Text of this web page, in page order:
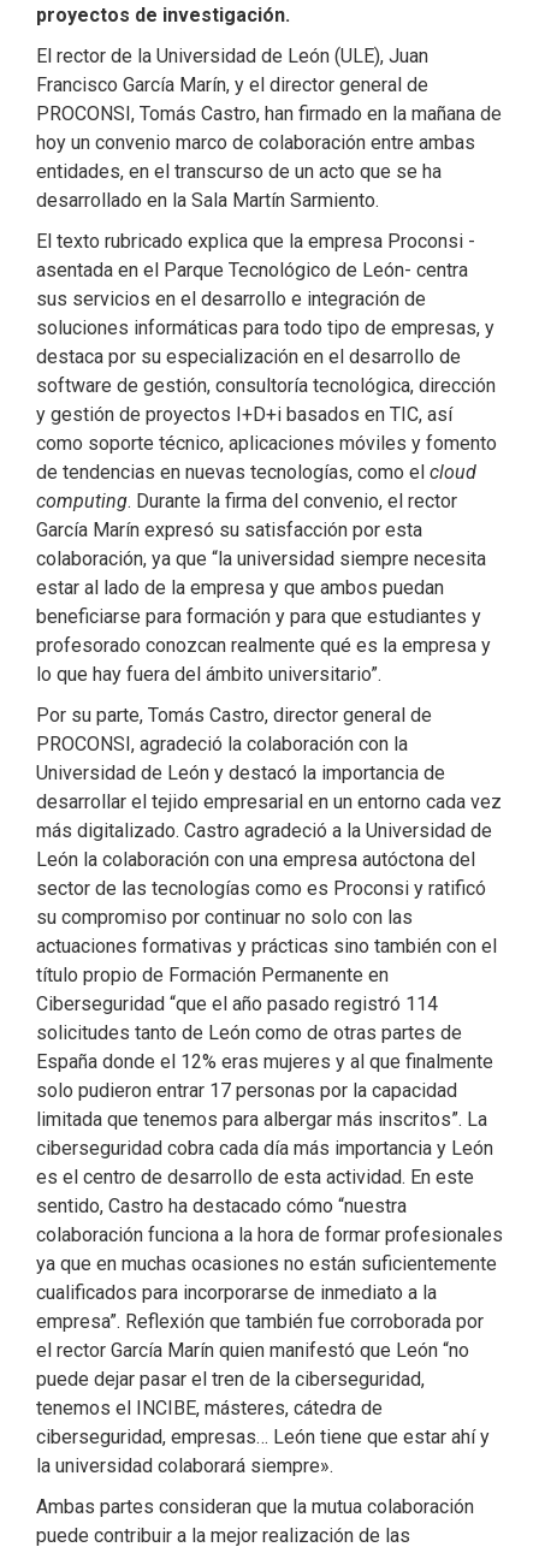
proyectos de investigación.
El rector de la Universidad de León (ULE), Juan
Francisco García Marín, y el director general de
PROCONSI, Tomás Castro, han firmado en la mañana de
hoy un convenio marco de colaboración entre ambas
entidades, en el transcurso de un acto que se ha
desarrollado en la Sala Martín Sarmiento.
El texto rubricado explica que la empresa Proconsi -
asentada en el Parque Tecnológico de León- centra
sus servicios en el desarrollo e integración de
soluciones informáticas para todo tipo de empresas, y
destaca por su especialización en el desarrollo de
software de gestión, consultoría tecnológica, dirección
y gestión de proyectos I+D+i basados en TIC, así
como soporte técnico, aplicaciones móviles y fomento
de tendencias en nuevas tecnologías, como el cloud
computing. Durante la firma del convenio, el rector
García Marín expresó su satisfacción por esta
colaboración, ya que “la universidad siempre necesita
estar al lado de la empresa y que ambos puedan
beneficiarse para formación y para que estudiantes y
profesorado conozcan realmente qué es la empresa y
lo que hay fuera del ámbito universitario”.
Por su parte, Tomás Castro, director general de
PROCONSI, agradeció la colaboración con la
Universidad de León y destacó la importancia de
desarrollar el tejido empresarial en un entorno cada vez
más digitalizado. Castro agradeció a la Universidad de
León la colaboración con una empresa autóctona del
sector de las tecnologías como es Proconsi y ratificó
su compromiso por continuar no solo con las
actuaciones formativas y prácticas sino también con el
título propio de Formación Permanente en
Ciberseguridad “que el año pasado registró 114
solicitudes tanto de León como de otras partes de
España donde el 12% eras mujeres y al que finalmente
solo pudieron entrar 17 personas por la capacidad
limitada que tenemos para albergar más inscritos”. La
ciberseguridad cobra cada día más importancia y León
es el centro de desarrollo de esta actividad. En este
sentido, Castro ha destacado cómo “nuestra
colaboración funciona a la hora de formar profesionales
ya que en muchas ocasiones no están suficientemente
cualificados para incorporarse de inmediato a la
empresa”. Reflexión que también fue corroborada por
el rector García Marín quien manifestó que León “no
puede dejar pasar el tren de la ciberseguridad,
tenemos el INCIBE, másteres, cátedra de
ciberseguridad, empresas… León tiene que estar ahí y
la universidad colaborará siempre».
Ambas partes consideran que la mutua colaboración
puede contribuir a la mejor realización de las